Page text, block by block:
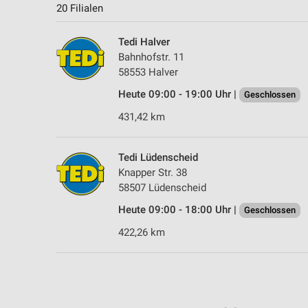
20 Filialen
Tedi Halver
Bahnhofstr. 11
58553 Halver
Heute 09:00 - 19:00 Uhr |
Geschlossen
431,42 km
Tedi Lüdenscheid
Knapper Str. 38
58507 Lüdenscheid
Heute 09:00 - 18:00 Uhr |
Geschlossen
422,26 km